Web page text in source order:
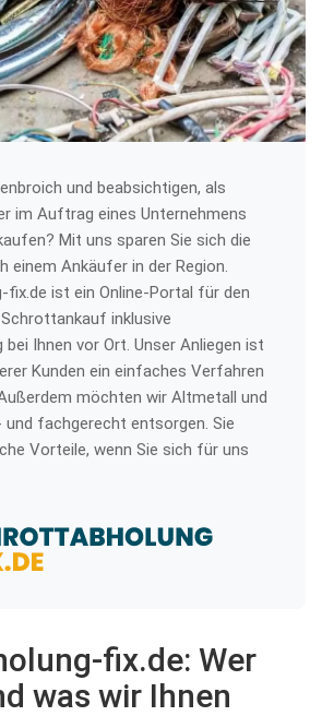
und beabsichtigen, als
im Auftrag eines Unternehmens
Mit uns sparen Sie sich die
einem Ankäufer in der Region.
ist ein Online-Portal für den
inklusive
Ihnen vor Ort. Unser Anliegen ist
Kunden ein einfaches Verfahren
möchten wir Altmetall und
fachgerecht entsorgen. Sie
Vorteile, wenn Sie sich für uns
fix.de: Wer
was wir Ihnen